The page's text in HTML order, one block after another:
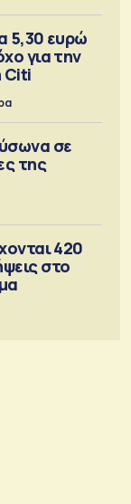
5,30 ευρώ
για την
Citi
σε
της
420
στο